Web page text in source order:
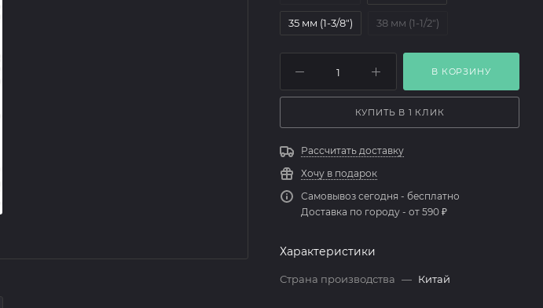
35 мм (1-3/8") 38 мм (1-1/2")
6 мм (1/4") 8 мм (5/16") 9,5 мм (3/8")
В КОРЗИНУ
КУПИТЬ В 1 КЛИК
Рассчитать доставку
Хочу в подарок
Самовывоз сегодня - бесплатно
Доставка по городу - от 590 ₽
Характеристики
Страна производства — Китай